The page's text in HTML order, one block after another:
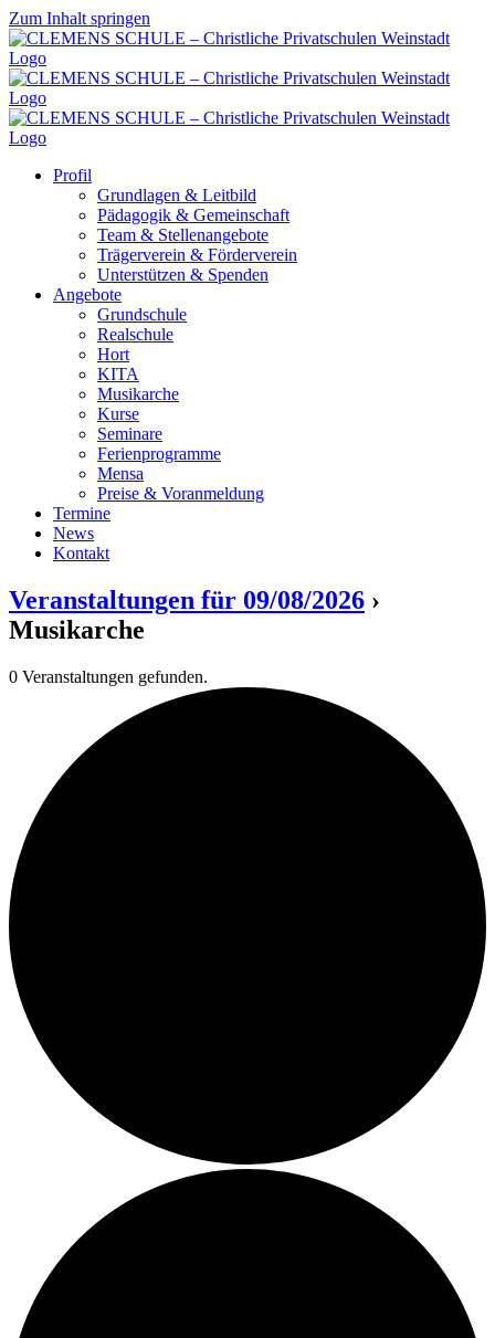
Zum Inhalt springen
Profil
Grundlagen & Leitbild
Pädagogik & Gemeinschaft
Team & Stellenangebote
Trägerverein & Förderverein
Unterstützen & Spenden
Angebote
Grundschule
Realschule
Hort
KITA
Musikarche
Kurse
Seminare
Ferienprogramme
Mensa
Preise & Voranmeldung
Termine
News
Kontakt
Veranstaltungen für 09/08/2026 ›
Musikarche
0 Veranstaltungen gefunden.